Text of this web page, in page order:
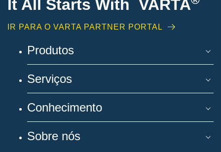
It All Starts With VARTA
IR PARA O VARTA PARTNER PORTAL
Produtos
Serviços
Conhecimento
Sobre nós